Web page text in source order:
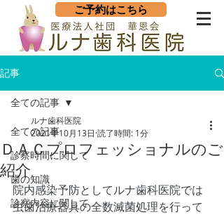
ご予約はこちら
記事
全ての記事
診察時間に関して
歯の知識
診察内容に関して
全ての記事
ＤＡＣプロフェッショナルのご
紹介
ルナ歯科医院
2021年10月13日 読了時間: 1分
院内感染予防としてルナ歯科医院では
虫歯治療器具の全数滅菌処理を行って